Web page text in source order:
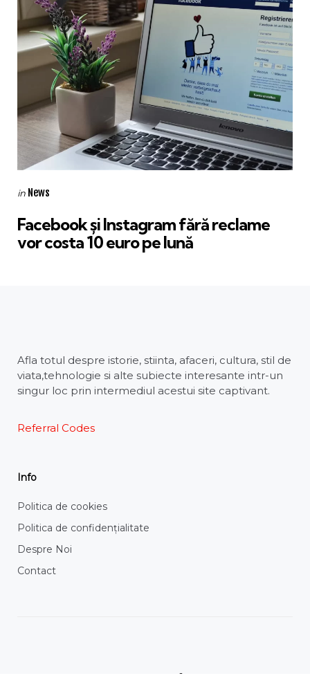
Categories
Posted
in News
Facebook și Instagram fără reclame
vor costa 10 euro pe lună
Afla totul despre istorie, stiinta, afaceri, cultura, stil de
viata,tehnologie si alte subiecte interesante intr-un
singur loc prin intermediul acestui site captivant.
Referral Codes
Info
Politica de cookies
Politica de confidențialitate
Despre Noi
Contact